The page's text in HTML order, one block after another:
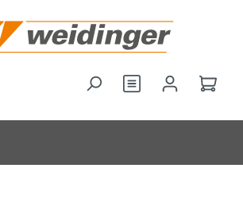
Vous avez 0Le